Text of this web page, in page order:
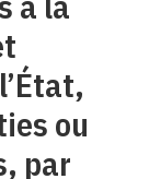
ou
par